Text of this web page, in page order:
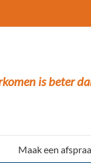
is beter
Maak een